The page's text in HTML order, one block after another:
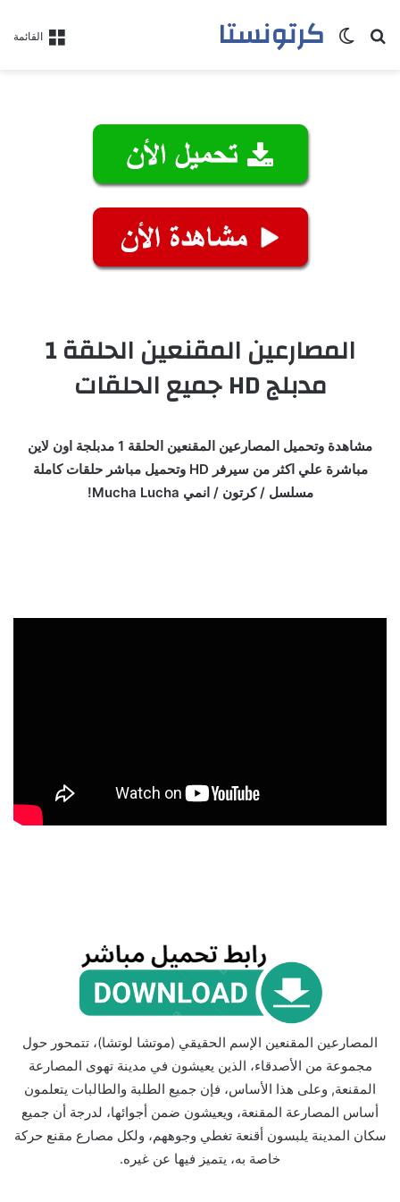
القائمة كرتونستابحث عنالوضع المظلم
المصارعين المقنعين الحلقة 1
مدبلج HD جميع الحلقات
مشاهدة وتحميل المصارعين المقنعين الحلقة 1 مدبلجة اون لاين
مباشرة علي اكثر من سيرفر HD وتحميل مباشر حلقات كاملة
مسلسل / كرتون / انمي Mucha Lucha!
المصارعين المقنعين الإسم الحقيقي (موتشا لوتشا)، تتمحور حول
مجموعة من الأصدقاء، الذين يعيشون في مدينة تهوى المصارعة
المقنعة, وعلى هذا الأساس، فإن جميع الطلبة والطالبات يتعلمون
أساس المصارعة المقنعة، ويعيشون ضمن أجوائها، لدرجة أن جميع
سكان المدينة يلبسون أقنعة تغطي وجوههم، ولكل مصارع مقنع حركة
خاصة به، يتميز فيها عن غيره.